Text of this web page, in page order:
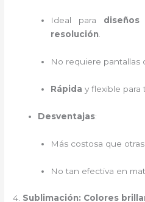
Ideal para
resolución
No requiere pantallas
Rápida y flexible para
Desventajas:
Más costosa que
No tan efectiva en
4. Sublimación: Colores